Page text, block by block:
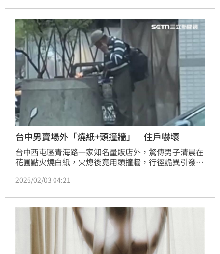
不穩，警員暖心護送其平安返家，同時叮嚀家屬加強照
護。此事件凸顯失智症家庭面臨的挑戰，呼籲社會大眾
對失智長者給予更多關懷與協助。
台中男賣場外「燒紙+頭撞牆」 住戶嚇壞
台中西屯區青海路一家知名量販店外，驚傳男子清晨在
花圃點火燒白紙，火熄後竟用頭撞牆，行徑詭異引發周
火災。台中市警局第六分局雖未接獲報案，但已主動介
公共場所隨意燃燒物品已觸犯《刑法》公共危險罪，若
造成損失需負刑民事責任，提醒民眾切勿以身試法，共
同維護社區公共安全，避免憾事發生。
2026/02/03 04:21